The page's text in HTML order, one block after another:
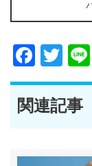
関連記事